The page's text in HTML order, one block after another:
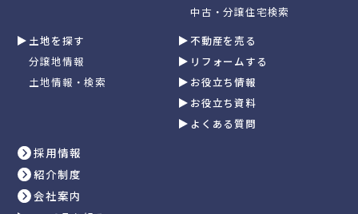
中古・分譲住宅検索
土地を探す
分譲地情報
土地情報・検索
不動産を売る
リフォームする
お役立ち情報
お役立ち資料
よくある質問
採用情報
紹介制度
会社案内